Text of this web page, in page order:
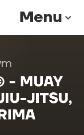
Menu expand_more
- MUAY
JITSU,